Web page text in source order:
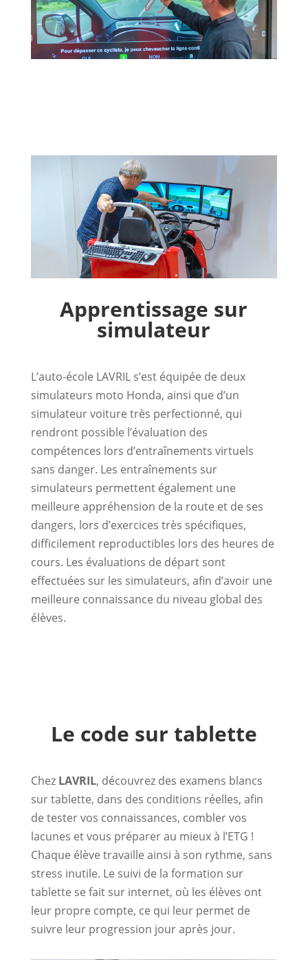
Apprentissage sur
simulateur
L’auto-école LAVRIL s’est équipée de deux
simulateurs moto Honda, ainsi que d’un
simulateur voiture très perfectionné, qui
rendront possible l’évaluation des
compétences lors d’entraînements virtuels
sans danger. Les entraînements sur
simulateurs permettent également une
meilleure appréhension de la route et de ses
dangers, lors d’exercices très spécifiques,
difficilement reproductibles lors des heures de
cours. Les évaluations de départ sont
effectuées sur les simulateurs, afin d’avoir une
meilleure connaissance du niveau global des
élèves.
Le code sur tablette
Chez LAVRIL, découvrez des examens blancs
sur tablette, dans des conditions réelles, afin
de tester vos connaissances, combler vos
lacunes et vous préparer au mieux à l’ETG !
Chaque élève travaille ainsi à son rythme, sans
stress inutile. Le suivi de la formation sur
tablette se fait sur internet, où les élèves ont
leur propre compte, ce qui leur permet de
suivre leur progression jour après jour.